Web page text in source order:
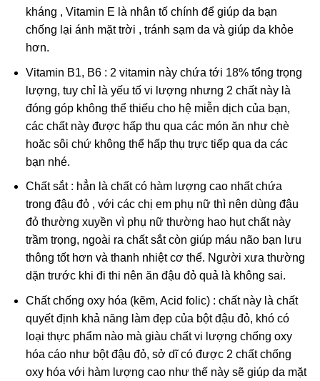
kháng , Vitamin E là nhân tố chính để giúp da bạn
chống lại ánh mặt trời , tránh sạm da và giúp da khỏe
hơn.
Vitamin B1, B6 : 2 vitamin này chứa tới 18% tổng trọng
lượng, tuy chỉ là yếu tố vi lượng nhưng 2 chất này là
đóng góp không thể thiếu cho hệ miễn dịch của bạn,
các chất này được hấp thu qua các món ăn như chè
hoăc sôi chứ không thể hấp thụ trực tiếp qua da các
bạn nhé.
Chất sắt : hẳn là chất có hàm lượng cao nhất chứa
trong đậu đỏ , với các chị em phụ nữ thì nên dùng đậu
đỏ thường xuyền vì phụ nữ thường hao hụt chất này
trầm trọng, ngoài ra chất sắt còn giúp máu não bạn lưu
thông tốt hơn và thanh nhiệt cơ thể. Người xưa thường
dặn trước khi đi thi nên ăn đậu đỏ quả là không sai.
Chất chống oxy hóa (kẽm, Acid folic) : chất này là chất
quyết định khả năng làm đẹp của bột đậu đỏ, khó có
loại thực phẩm nào mà giàu chất vi lượng chống oxy
hóa cáo như bột đậu đỏ, sở dĩ có được 2 chất chống
oxy hóa với hàm lượng cao như thế này sẽ giúp da mặt